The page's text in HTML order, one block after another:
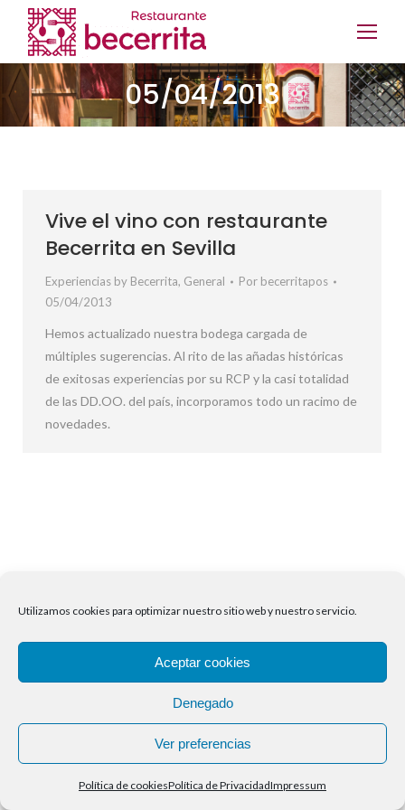
Utilizamos cookies para optimizar nuestro sitio web y nuestro servicio.
Aceptar cookies
Denegado
Ver preferencias
Política de cookiesPolítica de PrivacidadImpressum
05/04/2013
Vive el vino con restaurante
Becerrita en Sevilla
Experiencias by Becerrita, General Por becerritapos
05/04/2013
Hemos actualizado nuestra bodega cargada de
múltiples sugerencias. Al rito de las añadas históricas
de exitosas experiencias por su RCP y la casi totalidad
de las DD.OO. del país, incorporamos todo un racimo de
novedades.